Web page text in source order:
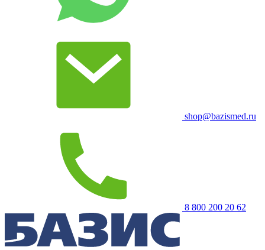
shop@bazismed.ru
8 800 200 20 62